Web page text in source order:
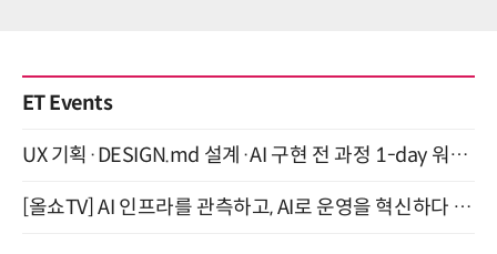
ET Events
UX 기획·DESIGN.md 설계·AI 구현 전 과정 1-day 워크숍 with Claude Code·Codex 9월 15일 개최
[올쇼TV] AI 인프라를 관측하고, AI로 운영을 혁신하다 (8월 11일 생방송)